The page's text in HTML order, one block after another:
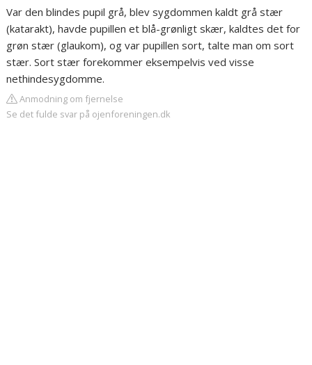
Var den blindes pupil grå, blev sygdommen kaldt grå stær
(katarakt), havde pupillen et blå-grønligt skær, kaldtes det for
grøn stær (glaukom), og var pupillen sort, talte man om sort
stær. Sort stær forekommer eksempelvis ved visse
nethindesygdomme.
Anmodning om fjernelse
Se det fulde svar på ojenforeningen.dk